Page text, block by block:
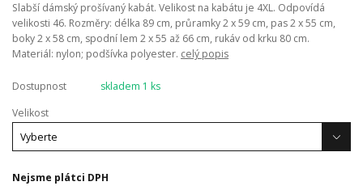
Slabší dámský prošívaný kabát. Velikost na kabátu je 4XL. Odpovídá
velikosti 46. Rozměry: délka 89 cm, průramky 2 x 59 cm, pas 2 x 55 cm,
boky 2 x 58 cm, spodní lem 2 x 55 až 66 cm, rukáv od krku 80 cm.
Materiál: nylon; podšívka polyester. celý popis
Dostupnost
skladem 1 ks
Velikost
Nejsme plátci DPH